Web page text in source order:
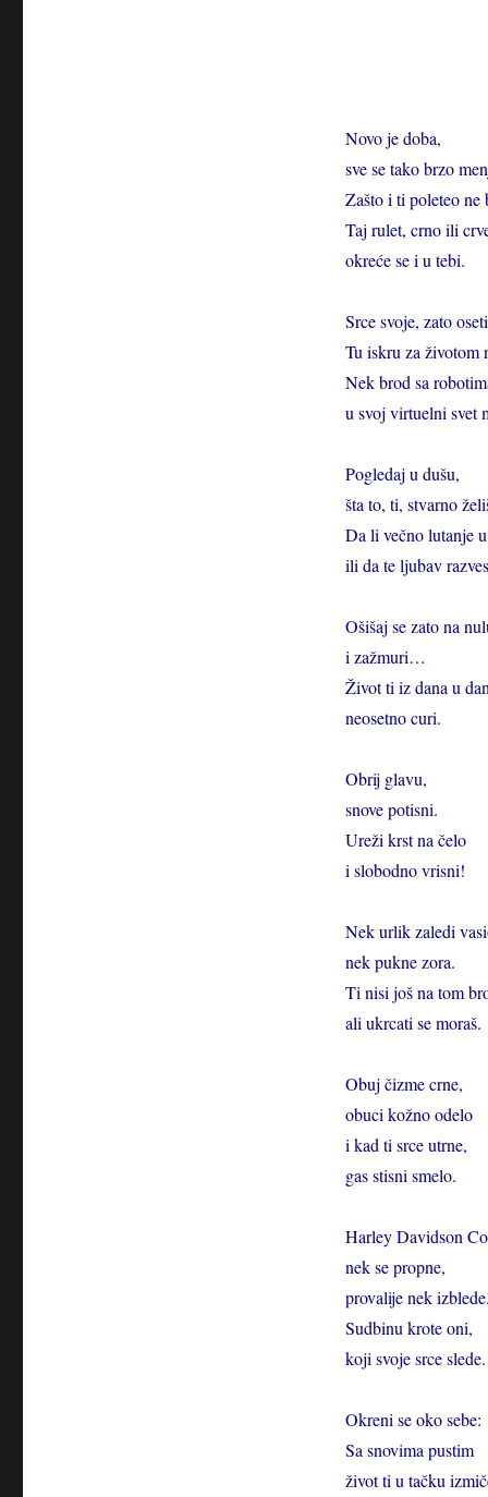
Novo je doba,
sve se tako brzo
Zašto i ti poleteo ne
Taj rulet, crno ili
okreće se i u tebi.
Srce svoje, zato
Tu iskru za životom
Nek brod sa
u svoj virtuelni svet
Pogledaj u dušu,
šta to, ti, stvarno
Da li večno lutanje
ili da te ljubav
Ošišaj se zato na
i zažmuri…
Život ti iz dana u dan
neosetno curi.
Obrij glavu,
snove potisni.
Ureži krst na čelo
i slobodno vrisni!
Nek urlik zaledi
nek pukne zora.
Ti nisi još na tom
ali ukrcati se moraš.
Obuj čizme crne,
obuci kožno odelo
i kad ti srce utrne,
gas stisni smelo.
Harley Davidson
nek se propne,
provalije nek izblede.
Sudbinu krote oni,
koji svoje srce slede.
Okreni se oko sebe:
Sa snovima pustim
život ti u tačku